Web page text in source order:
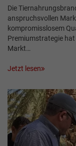
Die
anspruchsvollen
kompromisslosem
Premiumstrategie hat
Markt…
Jetzt lesen